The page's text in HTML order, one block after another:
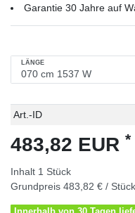
Garantie 30 Jahre auf
LÄNGE
Technisches
Wert
Art.-ID
483,82 EUR *
Inhalt 1 Stück
Grundpreis 483,82 € / Stück